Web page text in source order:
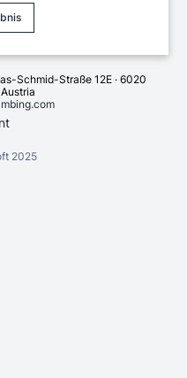
Schmid-Straße 12E · 6020
2025